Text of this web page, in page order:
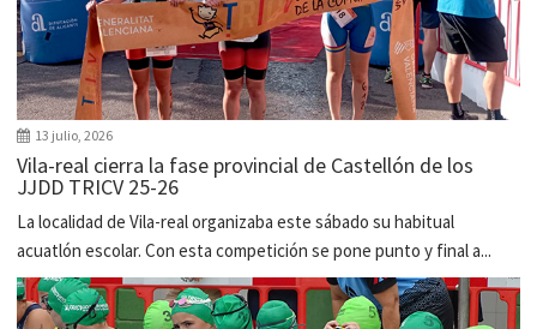
13 julio, 2026
Vila-real cierra la fase provincial de Castellón de los
JJDD TRICV 25-26
La localidad de Vila-real organizaba este sábado su habitual
acuatlón escolar. Con esta competición se pone punto y final a...